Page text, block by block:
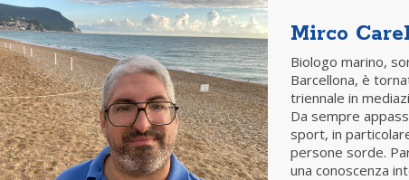
Mirco
Biologo marino,
Barcellona, è
triennale in
Da sempre
sport, in
persone sorde.
una conoscenza